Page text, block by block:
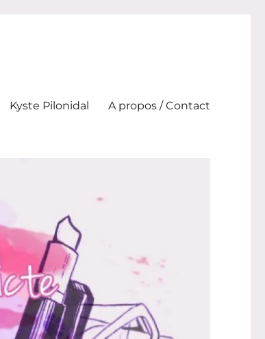
Kyste Pilonidal A propos / Contact